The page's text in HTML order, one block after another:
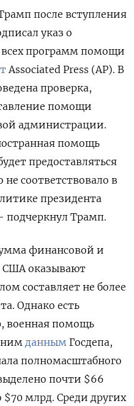
после вступления
указ о
всех программ помощи
Associated Press (AP). В
проверка,
помощи
администрации.
помощь
предоставляться
соответствовало в
президента
Трамп.
финансовой и
США оказывают
составляет не более
Однако есть
военная помощь
данным Госдепа,
полномасштабного
почти $66
млрд. Среди других